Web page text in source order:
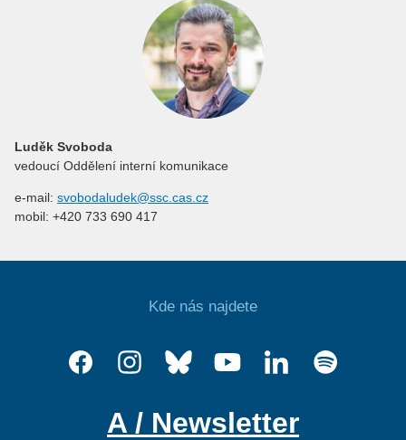
Luděk Svoboda
vedoucí Oddělení interní komunikace
e-mail: svobodaludek@ssc.cas.cz
mobil: +420 733 690 417
Kde nás najdete
A / Newsletter